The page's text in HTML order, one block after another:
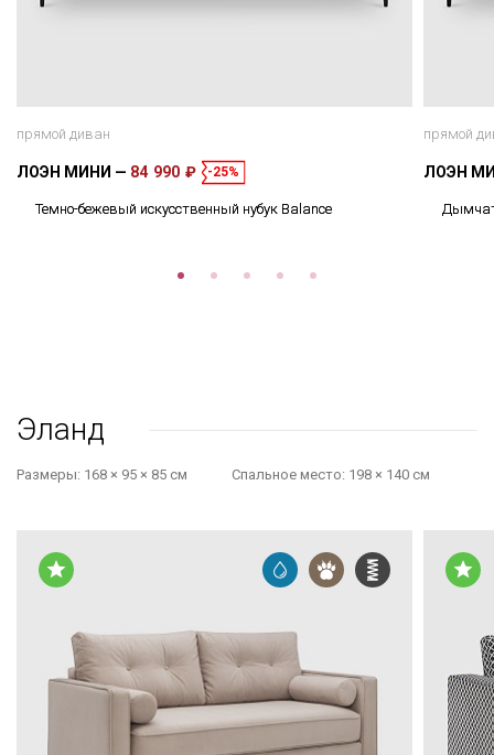
прямой диван
ЛОЭН МИНИ 84 990 ₽ -25%
Темно-бежевый искусственный нубук Balance
прямой
ЛОЭН
Эланд
Размеры: 168 × 95 × 85 см Cпальное место: 198 × 140 см